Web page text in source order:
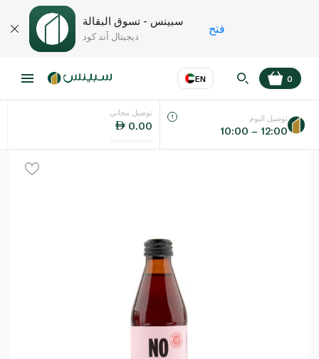
سبينس - تسوق البقالة
ديجيتال آند كود
فتح
EN
اللغة عر
0
توصيل مجاني
0.00
توصيل اليوم
10:00 – 12:00